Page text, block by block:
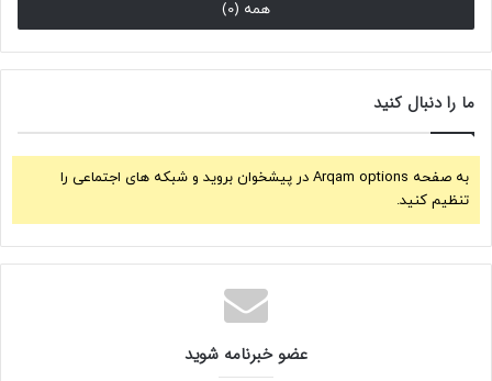
همه (0)
ما را دنبال کنید
به صفحه Arqam options در پیشخوان بروید و شبکه های اجتماعی را
تنظیم کنید.
عضو خبرنامه شوید